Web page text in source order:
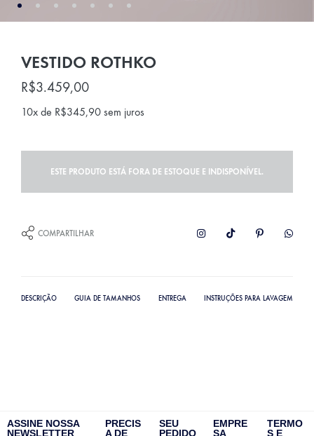
VESTIDO ROTHKO
R$3.459,00
10x de R$345,90 sem juros
ESTE PRODUTO ESTÁ FORA DE ESTOQUE E INDISPONÍVEL.
COMPARTILHAR
DESCRIÇÃO GUIA DE TAMANHOS ENTREGA INSTRUÇÕES PARA LAVAGEM
ASSINE NOSSA
NEWSLETTER
PRECIS
A DE
SEU
PEDIDO
EMPRE
SA
TERMO
S E